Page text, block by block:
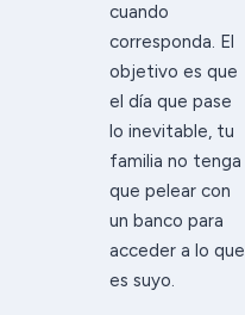
cuando
corresponda. El
objetivo es que
el día que pase
lo inevitable, tu
familia no tenga
que pelear con
un banco para
acceder a lo que
es suyo.